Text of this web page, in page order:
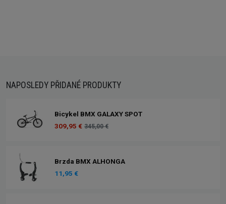
NAPOSLEDY PŘIDANÉ PRODUKTY
Bicykel BMX GALAXY SPOT
309,95 € 345,00 €
Brzda BMX ALHONGA
11,95 €